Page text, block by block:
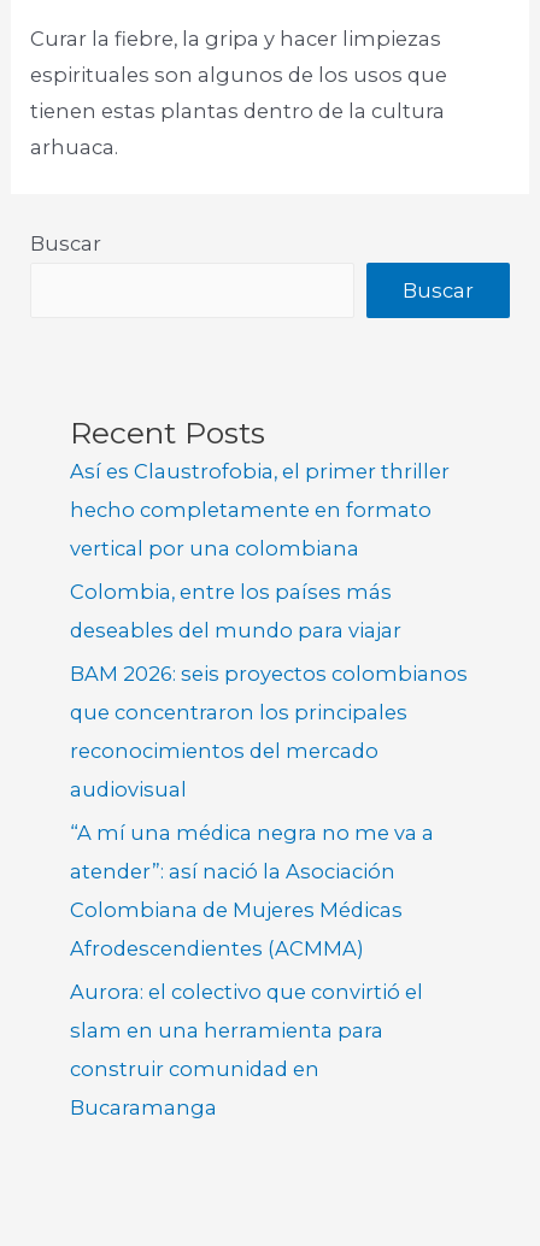
Curar la fiebre, la gripa y hacer limpiezas
espirituales son algunos de los usos que
tienen estas plantas dentro de la cultura
arhuaca.
Buscar
Buscar
Recent Posts
Así es Claustrofobia, el primer thriller
hecho completamente en formato
vertical por una colombiana
Colombia, entre los países más
deseables del mundo para viajar
BAM 2026: seis proyectos colombianos
que concentraron los principales
reconocimientos del mercado
audiovisual
“A mí una médica negra no me va a
atender”: así nació la Asociación
Colombiana de Mujeres Médicas
Afrodescendientes (ACMMA)
Aurora: el colectivo que convirtió el
slam en una herramienta para
construir comunidad en
Bucaramanga